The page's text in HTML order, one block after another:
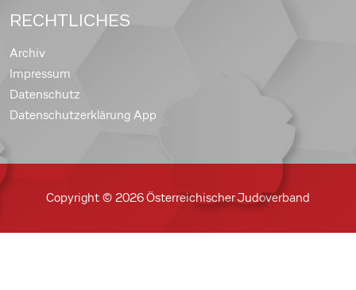
RECHTLICHES
Archiv
Impressum
Datenschutz
Datenschutzerklärung App
Copyright © 2026 Österreichischer Judoverband